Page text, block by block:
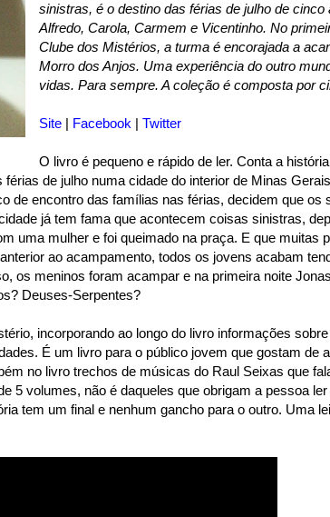
sinistras, é o destino das férias de julho de cinco
Alfredo, Carola, Carmem e Vicentinho. No
Clube dos Mistérios, a turma é encorajada a
Morro dos Anjos. Uma experiência do outro
vidas. Para sempre. A coleção é composta por
Site | Facebook | Twitter
O livro é pequeno e rápido de ler. Conta a
de julho numa cidade do interior de Minas
de encontro das famílias nas férias, decidem que os
já tem fama que acontecem coisas sinistras,
uma mulher e foi queimado na praça. E que muitas
ao acampamento, todos os jovens acabam
os meninos foram acampar e na primeira noite
Deuses-Serpentes?
incorporando ao longo do livro informações
É um livro para o público jovem que gostam de
no livro trechos de músicas do Raul Seixas que
5 volumes, não é daqueles que obrigam a pessoa
tem um final e nenhum gancho para o outro. Uma